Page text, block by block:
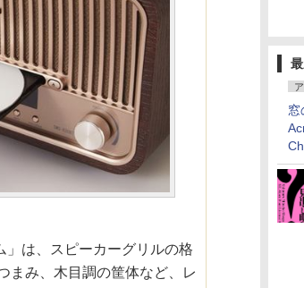
」は、スピーカーグリルの格
まみ、木目調の筐体など、レ